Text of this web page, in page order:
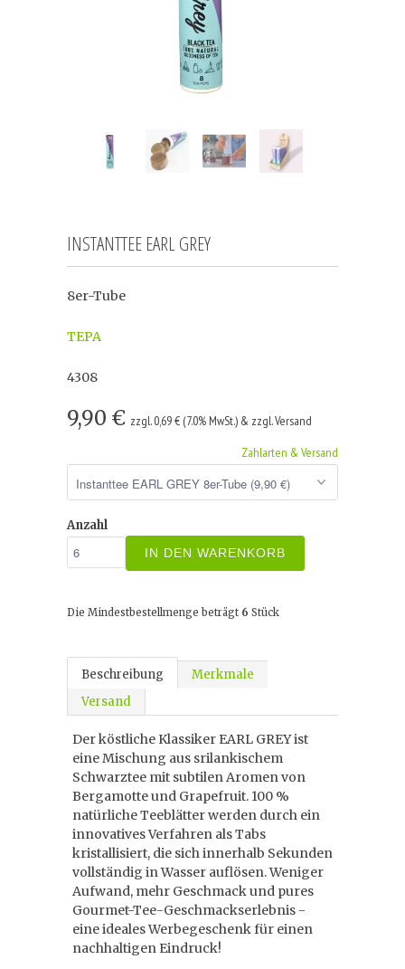
INSTANTTEE EARL GREY
8er-Tube
TEPA
4308
9,90 € zzgl. 0,69 € (7.0% MwSt.) & zzgl. Versand
Zahlarten & Versand
Anzahl
IN DEN WARENKORB
Die Mindestbestellmenge beträgt 6 Stück
Beschreibung
Merkmale
Versand
Der köstliche Klassiker EARL GREYist
eine Mischung aus srilankischem
Schwarztee mit subtilen Aromen von
Bergamotte und Grapefruit. 100 %
natürliche Teeblätter werden durch ein
innovatives Verfahren als Tabs
kristallisiert, die sich innerhalb Sekunden
vollständig in Wasser auflösen. Weniger
Aufwand, mehr Geschmack und pures
Gourmet-Tee-Geschmackserlebnis -
eine ideales Werbegeschenk für einen
nachhaltigen Eindruck!